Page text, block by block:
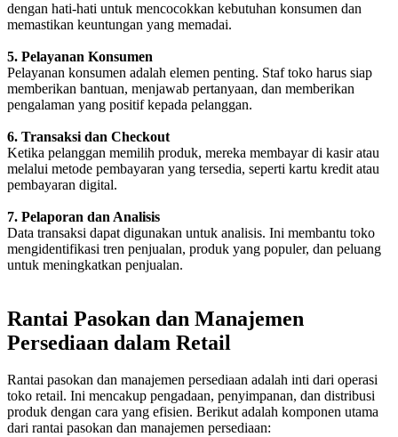
dengan hati-hati untuk mencocokkan kebutuhan konsumen dan
memastikan keuntungan yang memadai.
5. Pelayanan Konsumen
Pelayanan konsumen adalah elemen penting. Staf toko harus siap
memberikan bantuan, menjawab pertanyaan, dan memberikan
pengalaman yang positif kepada pelanggan.
6. Transaksi dan Checkout
Ketika pelanggan memilih produk, mereka membayar di kasir atau
melalui metode pembayaran yang tersedia, seperti kartu kredit atau
pembayaran digital.
7. Pelaporan dan Analisis
Data transaksi dapat digunakan untuk analisis. Ini membantu toko
mengidentifikasi tren penjualan, produk yang populer, dan peluang
untuk meningkatkan penjualan.
Rantai Pasokan dan Manajemen
Persediaan dalam Retail
Rantai pasokan dan manajemen persediaan adalah inti dari operasi
toko retail. Ini mencakup pengadaan, penyimpanan, dan distribusi
produk dengan cara yang efisien. Berikut adalah komponen utama
dari rantai pasokan dan manajemen persediaan: